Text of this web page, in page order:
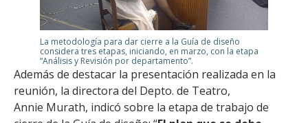
La metodología para dar cierre a la Guía de diseño
considera tres etapas, iniciando, en marzo, con la etapa
“Análisis y Revisión por departamento”.
Además de destacar la presentación realizada en la
reunión, la directora del Depto. de Teatro,
Annie Murath, indicó sobre la etapa de trabajo de